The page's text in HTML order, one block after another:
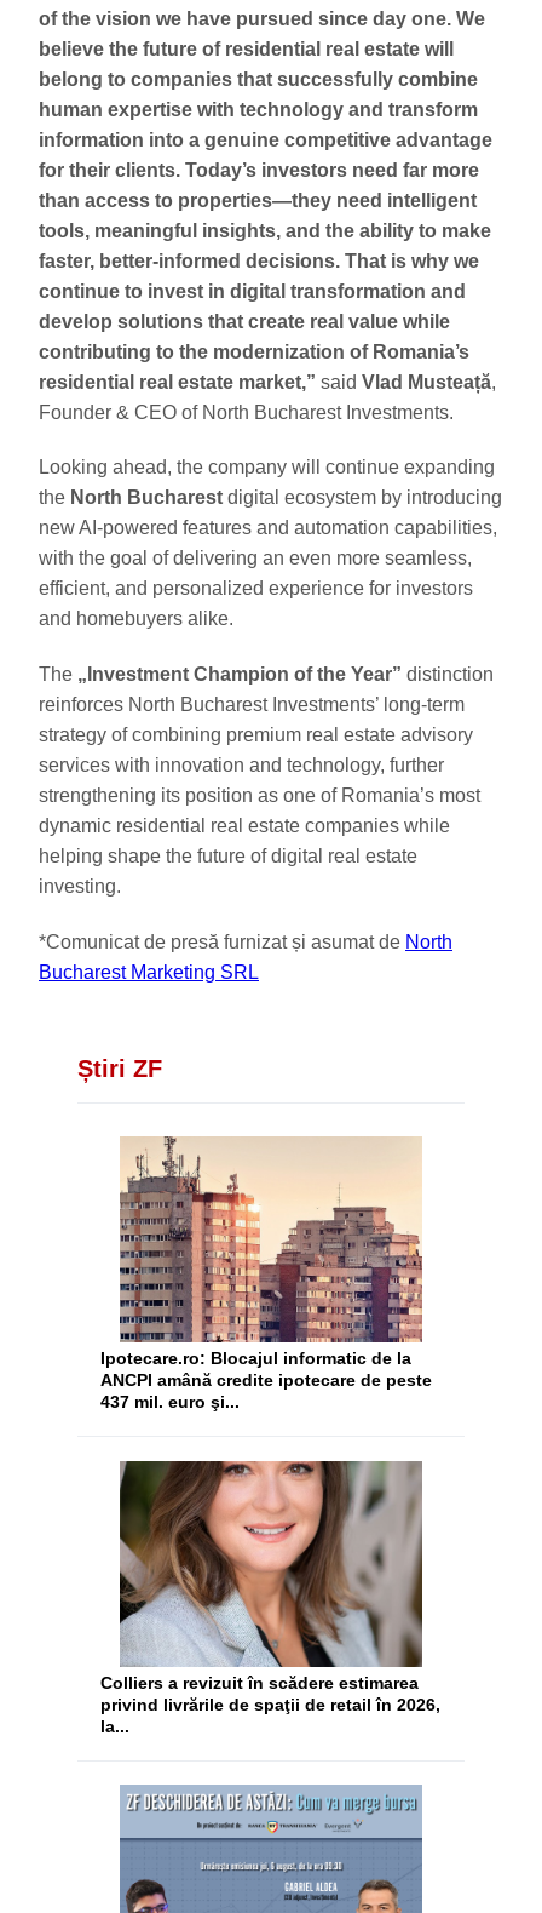
of the vision we have pursued since day one. We
believe the future of residential real estate will
belong to companies that successfully combine
human expertise with technology and transform
information into a genuine competitive advantage
for their clients. Today’s investors need far more
than access to properties—they need intelligent
tools, meaningful insights, and the ability to make
faster, better-informed decisions. That is why we
continue to invest in digital transformation and
develop solutions that create real value while
contributing to the modernization of Romania’s
residential real estate market,” said Vlad Musteață,
Founder & CEO of North Bucharest Investments.
Looking ahead, the company will continue expanding
the North Bucharest digital ecosystem by introducing
new AI-powered features and automation capabilities,
with the goal of delivering an even more seamless,
efficient, and personalized experience for investors
and homebuyers alike.
The „Investment Champion of the Year” distinction
reinforces North Bucharest Investments’ long-term
strategy of combining premium real estate advisory
services with innovation and technology, further
strengthening its position as one of Romania’s most
dynamic residential real estate companies while
helping shape the future of digital real estate
investing.
*Comunicat de presă furnizat și asumat de North
Bucharest Marketing SRL
Știri ZF
Ipotecare.ro: Blocajul informatic de la
ANCPI amână credite ipotecare de peste
437 mil. euro şi...
Colliers a revizuit în scădere estimarea
privind livrările de spaţii de retail în 2026,
la...